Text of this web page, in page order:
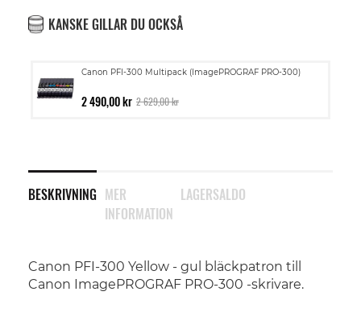
KANSKE GILLAR DU OCKSÅ
Canon PFI-300 Multipack (ImagePROGRAF PRO-300)
2 490,00 kr 2 629,00 kr
BESKRIVNING
Canon PFI-300 Yellow - gul bläckpatron till
Canon ImagePROGRAF PRO-300 -skrivare.
MER
INFORMATION
LAGERSALDO